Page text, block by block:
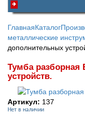
ГлавнаяКаталог
металлические
дополнительных
Тумба разборная
устройств.
Артикул: 137
Нет в наличии